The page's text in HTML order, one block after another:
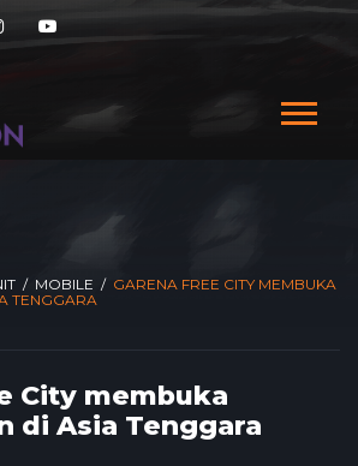
Artikel ini
media
/ MOBILE / GARENA FREE CITY MEMBUKA
TENGGARA
City membuka
di Asia Tenggara